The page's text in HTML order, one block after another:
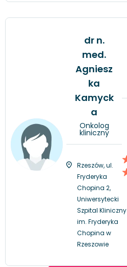
dr n.
med.
Agniesz
ka
Kamyck
a
Onkolog
kliniczny
Rzeszów, ul.
Fryderyka
Chopina 2,
Uniwersytecki
Szpital Kliniczny
im. Fryderyka
Chopina w
Rzeszowie